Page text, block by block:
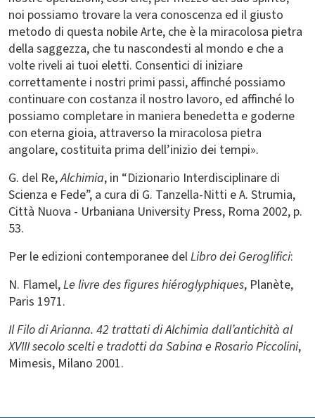
noi possiamo trovare la vera conoscenza ed il giusto
metodo di questa nobile Arte, che è la miracolosa pietra
della saggezza, che tu nascondesti al mondo e che a
volte riveli ai tuoi eletti. Consentici di iniziare
correttamente i nostri primi passi, affinché possiamo
continuare con costanza il nostro lavoro, ed affinché lo
possiamo completare in maniera benedetta e goderne
con eterna gioia, attraverso la miracolosa pietra
angolare, costituita prima dell’inizio dei tempi».
G. del Re,Alchimia, in “Dizionario Interdisciplinare di
Scienza e Fede”, a cura di G. Tanzella-Nitti e A. Strumia,
Città Nuova - Urbaniana University Press, Roma 2002, p.
53.
Per le edizioni contemporanee delLibro dei Geroglifici:
N. Flamel,Le livre des figures hiéroglyphiques, Planète,
Paris 1971.
Il Filo di Arianna. 42 trattati di Alchimia dall’antichità al
XVIII secolo scelti e tradotti da Sabina e Rosario Piccolini,
Mimesis, Milano 2001.